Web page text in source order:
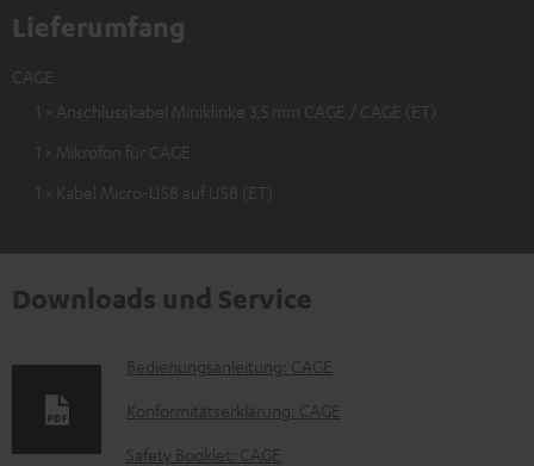
Lieferumfang
CAGE
1 × Anschlusskabel Miniklinke 3,5 mm CAGE / CAGE (ET)
1 × Mikrofon für CAGE
1 × Kabel Micro-USB auf USB (ET)
Downloads und Service
D
o
Bedienungsanleitung: CAGE
Konformitätserklärung: CAGE
Safety Booklet: CAGE